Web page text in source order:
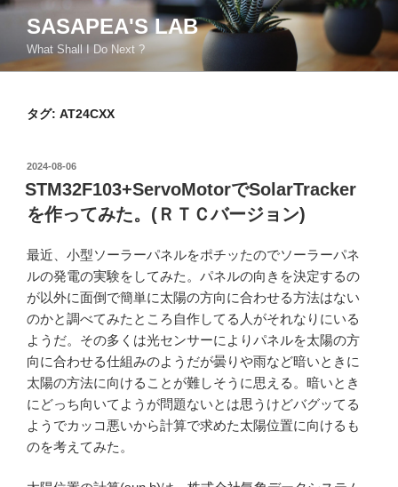
コ
ン
SASAPEA'S LAB
What Shall I Do Next ?
タグ: AT24CXX
投
稿
日:
2024-08-06
STM32F103+ServoMotorでSolarTracker
を作ってみた。(ＲＴＣバージョン)
最近、小型ソーラーパネルをポチッたのでソーラーパネ
ルの発電の実験をしてみた。パネルの向きを決定するの
が以外に面倒で簡単に太陽の方向に合わせる方法はない
のかと調べてみたところ自作してる人がそれなりにいる
ようだ。その多くは光センサーによりパネルを太陽の方
向に合わせる仕組みのようだが曇りや雨など暗いときに
太陽の方法に向けることが難しそうに思える。暗いとき
にどっち向いてようが問題ないとは思うけどバグッてる
ようでカッコ悪いから計算で求めた太陽位置に向けるも
のを考えてみた。